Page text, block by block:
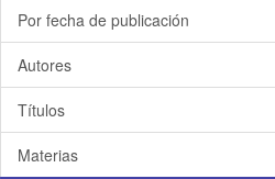
Por fecha de publicación
Autores
Títulos
Materias